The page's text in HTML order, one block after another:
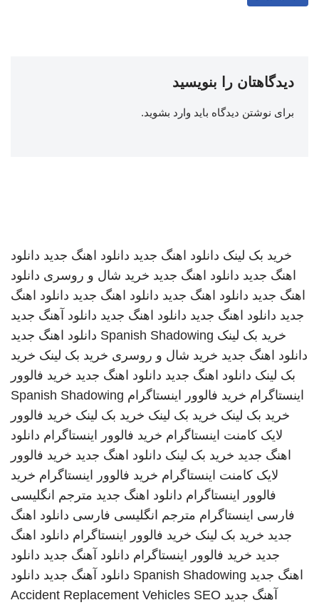
دیدگاهتان را بنویسید
برای نوشتن دیدگاه باید وارد بشوید.
خرید بک لینک دانلود اهنگ جدید دانلود اهنگ جدید دانلود
اهنگ جدید دانلود اهنگ جدید خرید شال و روسری دانلود
اهنگ جدید دانلود اهنگ جدید دانلود اهنگ جدید دانلود اهنگ
جدید دانلود اهنگ جدید دانلود اهنگ جدید دانلود آهنگ جدید
خرید بک لینک Spanish Shadowing دانلود اهنگ جدید
دانلود اهنگ جدید خرید شال و روسری خرید بک لینک خرید
بک لینک دانلود اهنگ جدید دانلود اهنگ جدید خرید فالوور
اینستاگرام خرید فالوور اینستاگرام Spanish Shadowing
خرید بک لینک خرید بک لینک خرید بک لینک خرید فالوور
لایک کامنت اینستاگرام خرید فالوور اینستاگرام دانلود
اهنگ جدید خرید بک لینک دانلود اهنگ جدید خرید فالوور
لایک کامنت اینستاگرام خرید فالوور اینستاگرام خرید
فالوور اینستاگرام دانلود اهنگ جدید مترجم انگلیسی
فارسی اینستاگرام مترجم انگلیسی فارسی دانلود اهنگ
جدید خرید بک لینک خرید فالوور اینستاگرام دانلود اهنگ
جدید خرید فالوور اینستاگرام دانلود آهنگ جدید دانلود
اهنگ جدید Spanish Shadowing دانلود آهنگ جدید دانلود
آهنگ جدید
Accident Replacement Vehicles SEO